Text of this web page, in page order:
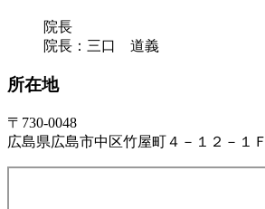
院長
院長：三口 道義
所在地
〒730-0048
広島県広島市中区竹屋町４－１２－１Ｆ